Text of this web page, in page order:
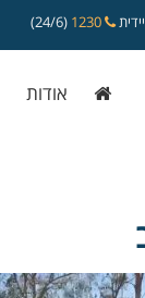
(24/6)
אודות